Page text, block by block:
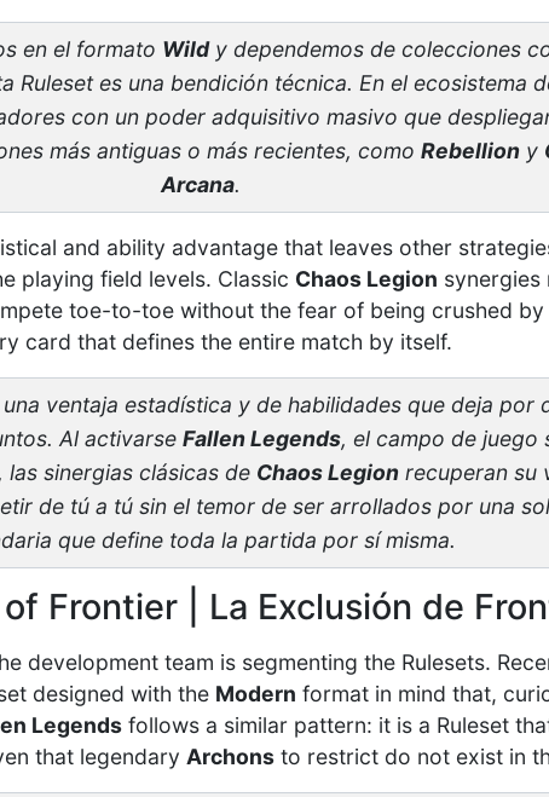
en el formato Wildy dependemos de colecciones
Ruleset es una bendición técnica. En el ecosistema
con un poder adquisitivo masivo que
más antiguas o más recientes, como Rebellion y
Arcana.
and ability advantage that leaves other
playing field levels. Classic Chaos Legion synergies
toe-to-toe without the fear of being crushed by
card that defines the entire match by itself.
ventaja estadística y de habilidades que deja por
Al activarse Fallen Legends, el campo de juego
sinergias clásicas de Chaos Legion recuperan su
de tú a tú sin el temor de ser arrollados por una
que define toda la partida por sí misma.
Frontier | La Exclusión de
development team is segmenting the Rulesets.
designed with the Modern format in mind that,
Legends follows a similar pattern: it is a Ruleset
that legendary Archons to restrict do not exist in